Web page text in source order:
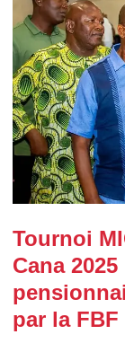
Tournoi
Cana
par la FBF